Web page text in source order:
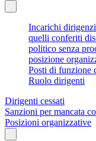
Incarichi
quelli conferiti
politico senza
posizione
Posti di funzione
Ruolo dirigenti
Dirigenti cessati
Sanzioni per mancata
Posizioni organizzative